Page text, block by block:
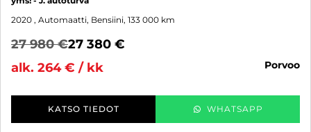
2020 , Automaatti, Bensiini, 133 000 km
27 980 €27 380 €
alk. 264 € / kk
porvoo
KATSO TIEDOT WHATSAPP